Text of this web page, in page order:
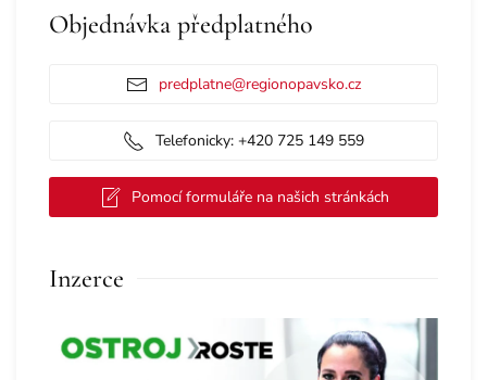
Objednávka předplatného
predplatne@regionopavsko.cz
Telefonicky: +420 725 149 559
Pomocí formuláře na našich stránkách
Inzerce